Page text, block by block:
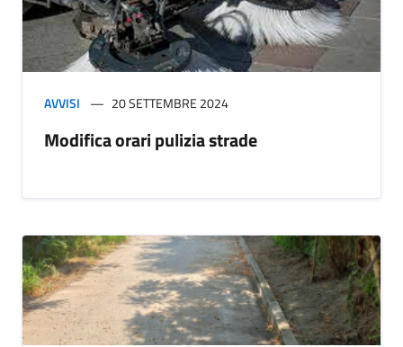
AVVISI 20 SETTEMBRE 2024
Modifica orari pulizia strade